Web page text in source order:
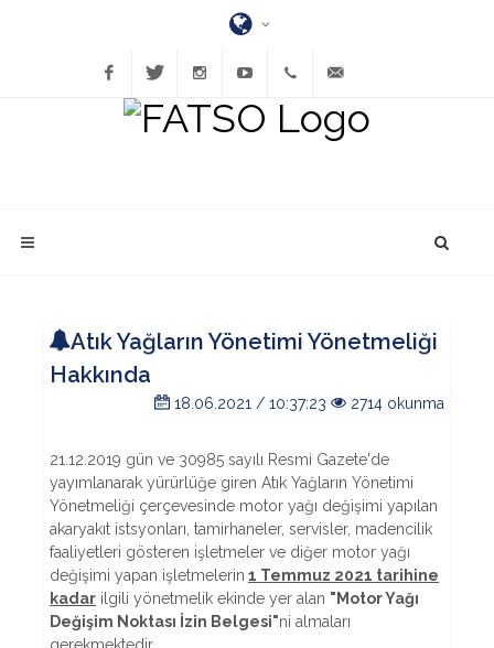
FacebookTwitterInstagramYouTube(452) bilgi@fatsatso.org.tr
Atık Yağların Yönetimi Yönetmeliği
Hakkında
18.06.2021 / 10:37:23 2714 okunma
21.12.2019 gün ve 30985 sayılı Resmi Gazete'de
yayımlanarak yürürlüğe giren Atık Yağların Yönetimi
Yönetmeliği çerçevesinde motor yağı değişimi yapılan
akaryakıt istsyonları, tamirhaneler, servisler, madencilik
faaliyetleri gösteren işletmeler ve diğer motor yağı
değişimi yapan işletmelerin 1 Temmuz 2021 tarihine
kadar ilgili yönetmelik ekinde yer alan "Motor Yağı
Değişim Noktası İzin Belgesi"ni almaları